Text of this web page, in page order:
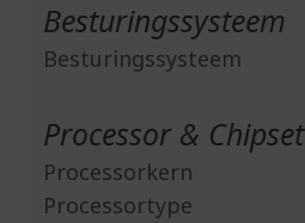
Besturingssysteem
Besturingssysteem
Processor & Chipset
Processorkern
Processortype